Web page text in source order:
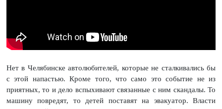
Нет в Челябинске автолюбителей, которые не сталкивались бы
с этой напастью. Кроме того, что само это событие не из
приятных, то и дело вспыхивают связанные с ним скандалы. То
машину повредят, то детей поставят на эвакуатор. Власти